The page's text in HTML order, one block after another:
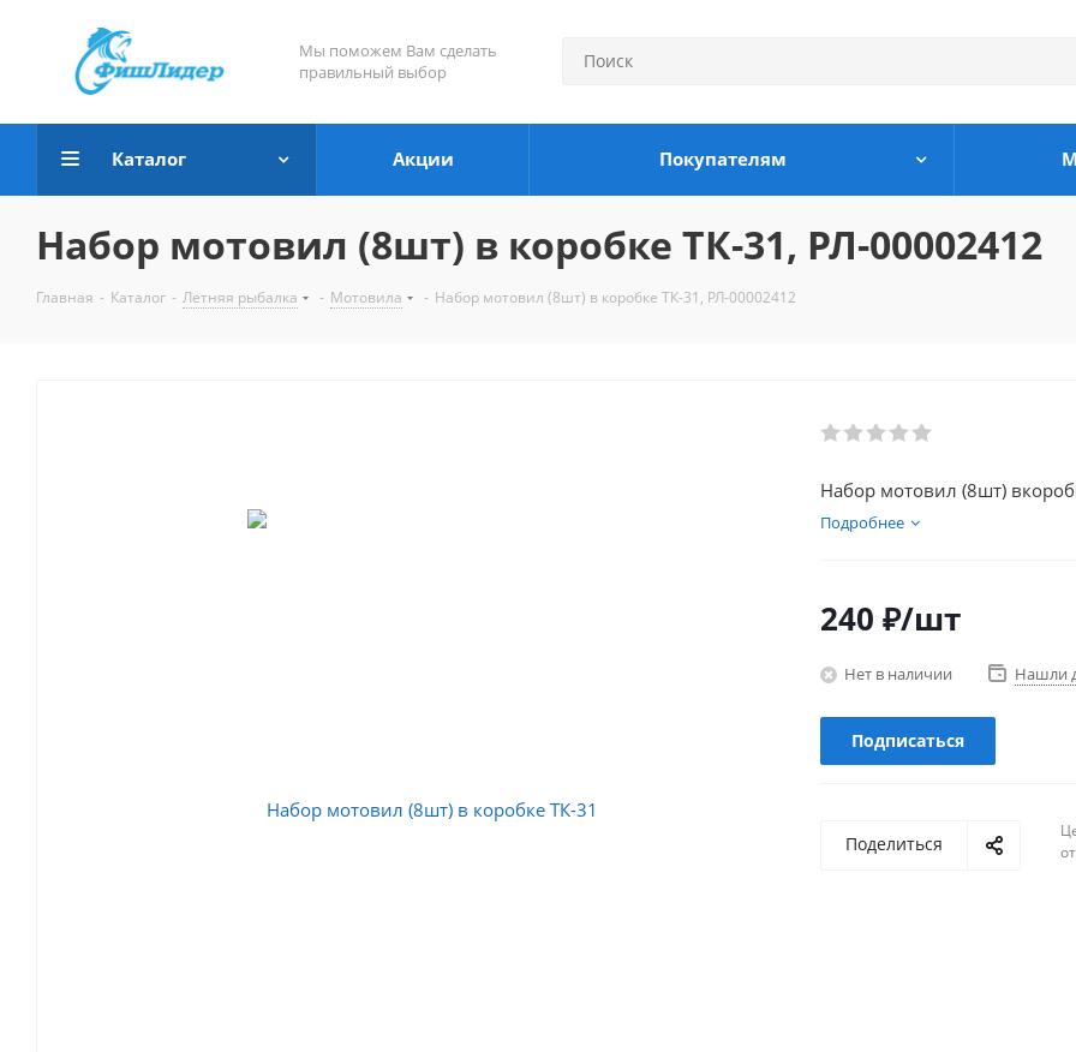
Мы поможем Вам сделать
правильный выбор
Каталог Акции Покупателям
Набор мотовил (8шт) в коробке ТК-31, РЛ-00002412
Главная - Каталог - Летняя рыбалка - Мотовила - Набор мотовил (8шт) в коробке ТК-31, РЛ-00002412
Набор мотовил (8шт)
Подробнее
240 ₽/шт
Нет в наличии Нашли
Подписаться
Поделиться